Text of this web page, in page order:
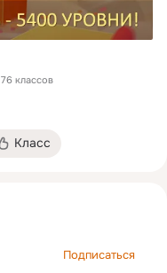
76 классов
Класс
Подписаться